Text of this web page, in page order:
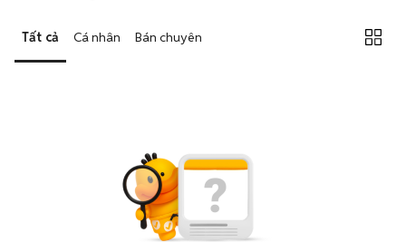
Tất cả Cá nhân Bán chuyên